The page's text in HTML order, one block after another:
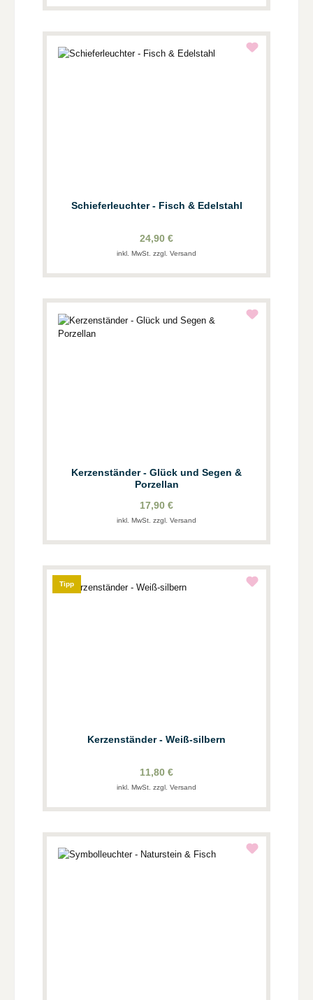
Schieferleuchter - Fisch & Edelstahl
24,90 €
inkl. MwSt. zzgl. Versand
Kerzenständer - Glück und Segen &
Porzellan
17,90 €
inkl. MwSt. zzgl. Versand
Tipp
Kerzenständer - Weiß-silbern
11,80 €
inkl. MwSt. zzgl. Versand